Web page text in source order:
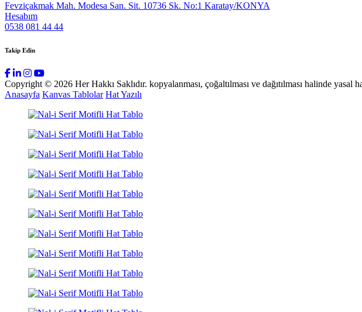
Fevziçakmak Mah. Modesa San. Sit. 10736 Sk. No:1 Karatay/KONYA
Hesabım
0538 081 44 44
Takip Edin
Copyright © 2026 Her Hakkı Saklıdır. kopyalanması, çoğaltılması ve dağıtılması halinde yasal
Anasayfa Kanvas Tablolar Hat Yazılı